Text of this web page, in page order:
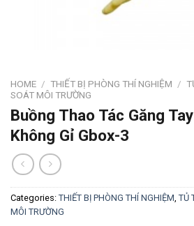
HOME / THIẾT BỊ PHÒNG THÍ NGHIỆM /
SOÁT MÔI TRƯỜNG
Buồng Thao Tác Găng
Không Gỉ Gbox-3
Categories: THIẾT BỊ PHÒNG THÍ NGHIỆM TỦ
MÔI TRƯỜNG